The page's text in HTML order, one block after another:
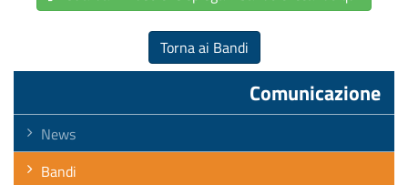
Torna ai Bandi
Comunicazione
News
Bandi